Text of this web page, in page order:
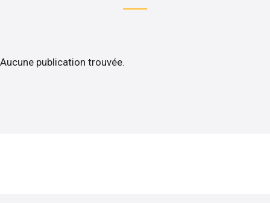
Aucune publication trouvée.